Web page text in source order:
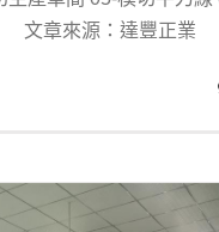
來源：達豐正業